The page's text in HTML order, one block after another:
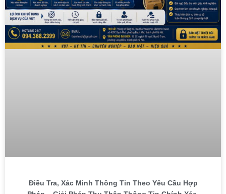
Điều Tra, Xác Minh Thông Tin Theo Yêu Cầu Hợp